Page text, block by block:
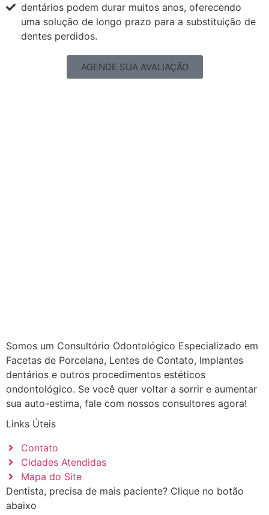
dentários podem durar muitos anos, oferecendo
uma solução de longo prazo para a substituição de
dentes perdidos.
AGENDE SUA AVALIAÇÃO
Somos um Consultório Odontológico Especializado em
Facetas de Porcelana, Lentes de Contato, Implantes
dentários e outros procedimentos estéticos
ondontológico. Se você quer voltar a sorrir e aumentar
sua auto-estima, fale com nossos consultores agora!
Links Úteis
Contato
Cidades Atendidas
Mapa do Site
Dentista, precisa de mais paciente? Clique no botão
abaixo